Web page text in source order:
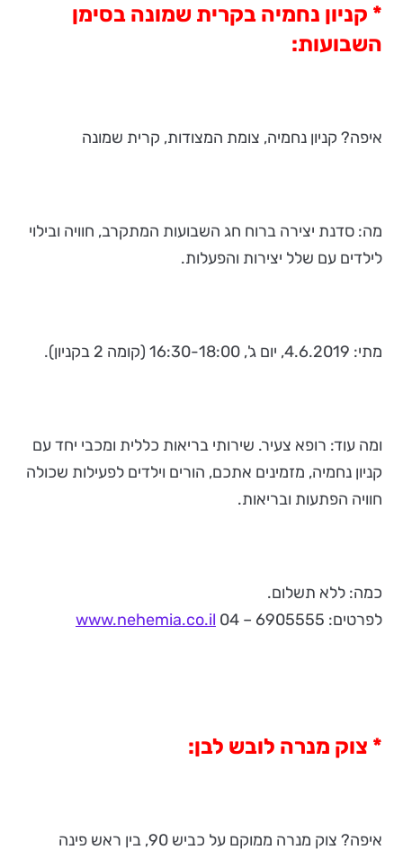
* קניון נחמיה בקרית שמונה בסימן
השבועות:
איפה? קניון נחמיה, צומת המצודות, קרית שמונה
מה: סדנת יצירה ברוח חג השבועות המתקרב, חוויה ובילוי
לילדים עם שלל יצירות והפעלות.
מתי: 4.6.2019, יום ג', 16:30-18:00 (קומה 2 בקניון).
ומה עוד: רופא צעיר. שירותי בריאות כללית ומכבי יחד עם
קניון נחמיה, מזמינים אתכם, הורים וילדים לפעילות שכולה
חוויה הפתעות ובריאות.
כמה: ללא תשלום.
לפרטים: 6905555 – 04
www.nehemia.co.il
* צוק מנרה לובש לבן:
איפה? צוק מנרה ממוקם על כביש 90, בין ראש פינה